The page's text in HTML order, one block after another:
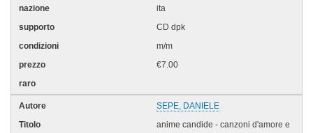
ita
CD dpk
m/m
€7.00
SEPE, DANIELE
anime candide - canzoni d'amore e